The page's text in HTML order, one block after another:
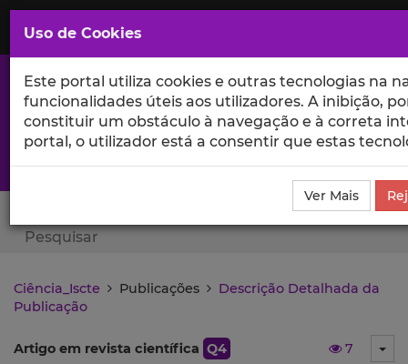
Saltar
para
Conteúdo
Principal
Ciência_Iscte Publicações
Descrição Detalhada da
Publicação
Artigo em revista científica Q4 7
Uso de Cookies
Este portal utiliza cookies e outras tecnologias na
funcionalidades úteis aos utilizadores. A inibição,
constituir um obstáculo à navegação e à correta
portal, o utilizador está a consentir que estas
Ver Mais